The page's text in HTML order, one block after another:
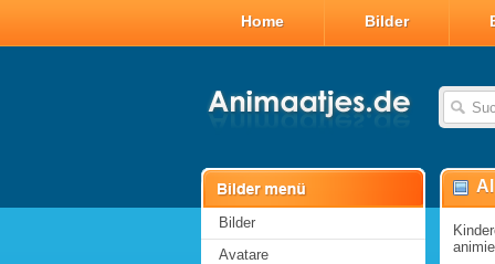
Home Bilder
Bilder
Avatare